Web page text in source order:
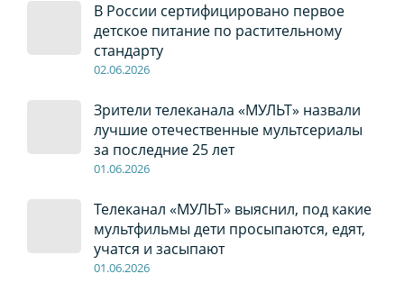
В России сертифицировано первое
детское питание по растительному
стандарту
02.06.2026
Зрители телеканала «МУЛЬТ» назвали
лучшие отечественные мультсериалы
за последние 25 лет
01.06.2026
Телеканал «МУЛЬТ» выяснил, под какие
мультфильмы дети просыпаются, едят,
учатся и засыпают
01.06.2026